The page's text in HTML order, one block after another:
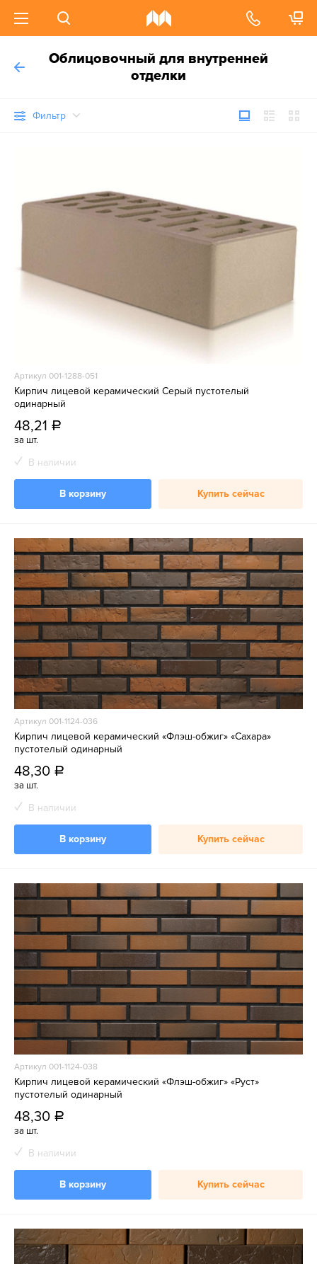
Облицовочный для внутренней
отделки
Фильтр
Артикул 001-1288-051
Кирпич лицевой керамический Серый пустотелый
одинарный
48,21 a
за шт.
В наличии
В корзину Купить сейчас
Артикул 001-1124-036
Кирпич лицевой керамический «Флэш-обжиг» «Сахара»
пустотелый одинарный
48,30 a
за шт.
В наличии
В корзину Купить сейчас
Артикул 001-1124-038
Кирпич лицевой керамический «Флэш-обжиг» «Руст»
пустотелый одинарный
48,30 a
за шт.
В наличии
В корзину Купить сейчас